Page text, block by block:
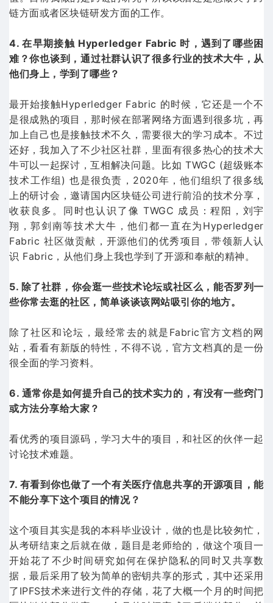
链方面或者区块链研发方面的工作。
4. 在早期接触 Hyperledger Fabric 时，遇到了哪些困
难？你也谈到，通过社群认识了很多行业的技术大牛，从
他们身上，学到了哪些？
最开始接触Hyperledger Fabric 的时候，它还是一个不
是很成熟的项目，那时候在部署网络方面遇到很多坑，再
加上自己也是接触技术不久，需要很大的学习成本。不过
还好，我加入了不少社区社群，里面有很多热心的技术大
牛可以一起探讨，互相解决问题。比如 TWGC (超级账本
技术工作组) 也是很负责，2020年，他们组织了很多线
上的研讨会，邀请国内区块链公司进行前沿的技术分享，
收获良多。同时也认识了像 TWGC 成员：程阳，刘宇
翔，郭剑南等技术大牛，他们都一直在为Hyperledger
Fabric 社区做贡献，开源他们的优秀项目，带领新人认
识 Fabric，从他们身上我也学到了开源和奉献的精神。
5. 除了社群，你会逛一些技术论坛或社区么，能否罗列一
些你常去逛的社区，简单谈谈该网站吸引你的地方。
除了社区和论坛，最经常去的就是Fabric官方文档的网
站，看看有新版的特性，不得不说，官方文档真的是一份
很全面的学习资料。
6. 通常你是如何提升自己的技术实力的，有没有一些窍门
或方法分享给大家？
看优秀的项目源码，学习大牛的项目，和社区的伙伴一起
讨论技术难题。
7. 有看到你也做了一个有关医疗信息共享的开源项目，能
不能分享下这个项目的情况？
这个项目其实是我的本科毕业设计，做的也是比较匆忙，
从考研结束之后就在做，题目是老师给的，做这个项目一
开始花了不少时间研究如何在保护隐私的同时又共享数
据，最后采用了较为简单的密钥共享的形式，其中还采用
了IPFS技术来进行文件的存储，花了大概一个月的时间把